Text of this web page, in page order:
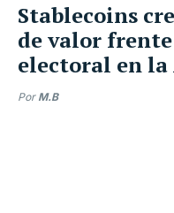
Stablecoins
de valor
electoral en
Por M.B